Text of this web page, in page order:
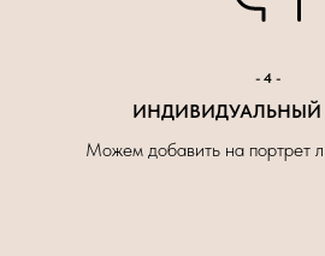
-4-
Можем добавить на портрет